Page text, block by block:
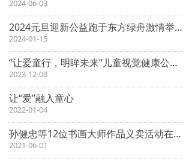
2024-06-03
2024元旦迎新公益跑于东方绿舟激情举行
2024-01-15
“让爱童行，明眸未来”儿童视觉健康公益行动 首站在安徽金寨县举行
2023-12-08
让“爱”融入童心
2022-01-04
孙健忠等12位书画大师作品义卖活动在东方绿舟举行
2021-06-01